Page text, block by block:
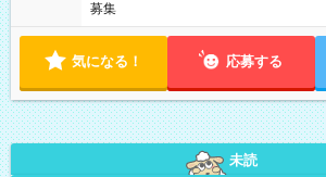
募集
気になる！ 応募する
未読